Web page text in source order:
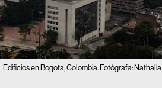
Edificios en Bogota, Colombia. Fotógrafa: Nathalia